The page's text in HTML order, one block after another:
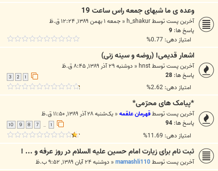
وعده ی ما شبهای جمعه راس ساعت 19
آخرین پست توسطh_shakur
« جمعه ۱ بهمن ۱۳۸۹, ۱۲:۲۴ ق.ظ
پاسخ ها: 9
امتیاز دهی: 0.77%
اشعار قدیمی! (روضه و سینه زنی)
آخرین پست توسطhnst
« دوشنبه ۲۹ آذر ۱۳۸۹, ۸:۴۵ ق.ظ
پاسخ ها: 28
3
امتیاز دهی: 2.62%
*پیامک های محرّمی*
آخرین پست توسطقهرمان علقمه« یک‌شنبه ۲۸ آذر ۱۳۸۹, ۱۱:۵۰ ق.ظ
پاسخ ها: 94
…
7
8
9
10
امتیاز دهی: 11.69%
ثبت نام برای زیارت امام حسین عليه السلام در روز عرفه و ... !
آخرین پست توسطmamashli110
« دوشنبه ۲۴ آبان ۱۳۸۹, ۹:۵۲ ب.ظ